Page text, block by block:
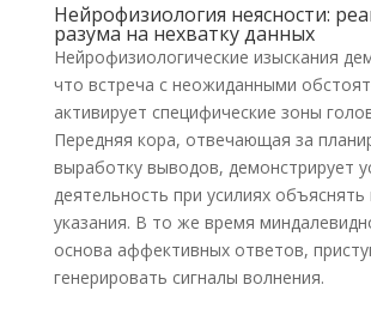
Нейрофизиология неясности:
разума на нехватку данных
Нейрофизиологические изыскания
что встреча с неожиданными
активирует специфические зоны
Передняя кора, отвечающая за
выработку выводов, демонстрирует
деятельность при усилиях объяснять
указания. В то же время
основа аффективных ответов,
генерировать сигналы волнения.